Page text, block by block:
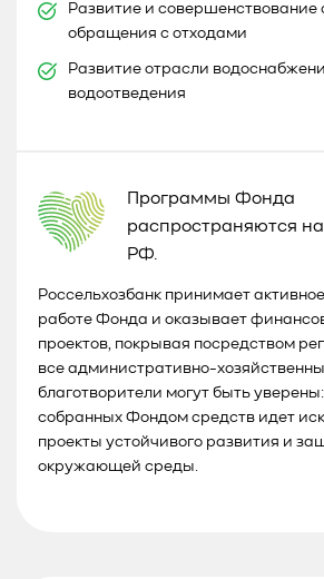
Развитие и
обращения с отходами
Развитие отрасли
водоотведения
Программы Фонда
распространяются
РФ.
Россельхозбанк принимает
работе Фонда и оказывает
проектов, покрывая посредством
все административно-
благотворители могут быть
собранных Фондом средств идет
проекты устойчивого развития и
окружающей среды.